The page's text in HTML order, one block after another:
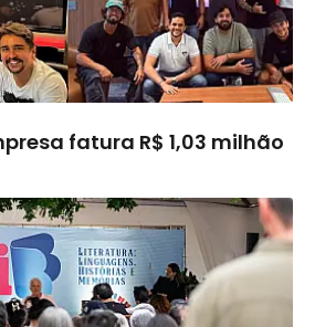
fatura R$ 1,03 milhão